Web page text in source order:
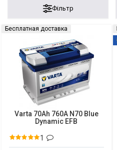
Фільтр
Бесплатная доставка
Varta 70Ah 760A N70 Blue
Dynamic EFB
1